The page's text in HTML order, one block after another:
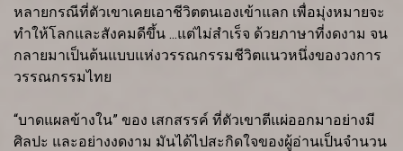
หลายกรณีที่ตัวเขาเคยเอาชีวิตตนเองเข้าแลก เพื่อมุ่งหมายจะ
ทำให้โลกและสังคมดีขึ้น ...แต่ไม่สำเร็จ ด้วยภาษาที่งดงาม จน
กลายมาเป็นต้นแบบแห่งวรรณกรรมชีวิตแนวหนึ่งของวงการ
วรรณกรรมไทย
“บาดแผลข้างใน” ของ เสกสรรค์ ที่ตัวเขาตีแผ่ออกมาอย่างมี
ศิลปะ และอย่างงดงาม มันได้ไปสะกิดใจของผู้อ่านเป็นจำนวน